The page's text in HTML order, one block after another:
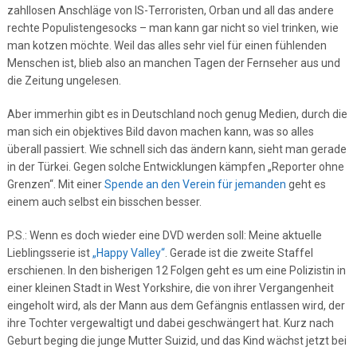
zahllosen Anschläge von IS-Terroristen, Orban und all das andere
rechte Populistengesocks – man kann gar nicht so viel trinken, wie
man kotzen möchte. Weil das alles sehr viel für einen fühlenden
Menschen ist, blieb also an manchen Tagen der Fernseher aus und
die Zeitung ungelesen.
Aber immerhin gibt es in Deutschland noch genug Medien, durch die
man sich ein objektives Bild davon machen kann, was so alles
überall passiert. Wie schnell sich das ändern kann, sieht man gerade
in der Türkei. Gegen solche Entwicklungen kämpfen „Reporter ohne
Grenzen“. Mit einerSpende an den Verein für jemanden geht es
einem auch selbst ein bisschen besser.
P.S.: Wenn es doch wieder eine DVD werden soll: Meine aktuelle
Lieblingsserie ist„Happy Valley“. Gerade ist die zweite Staffel
erschienen. In den bisherigen 12 Folgen geht es um eine Polizistin in
einer kleinen Stadt in West Yorkshire, die von ihrer Vergangenheit
eingeholt wird, als der Mann aus dem Gefängnis entlassen wird, der
ihre Tochter vergewaltigt und dabei geschwängert hat. Kurz nach
Geburt beging die junge Mutter Suizid, und das Kind wächst jetzt bei